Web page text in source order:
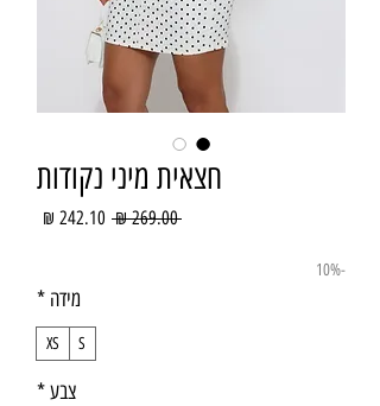
חצאית מיני נקודות
‏269.00 ‏₪
מחיר
-10%
מידה *
S
XS
צבע*